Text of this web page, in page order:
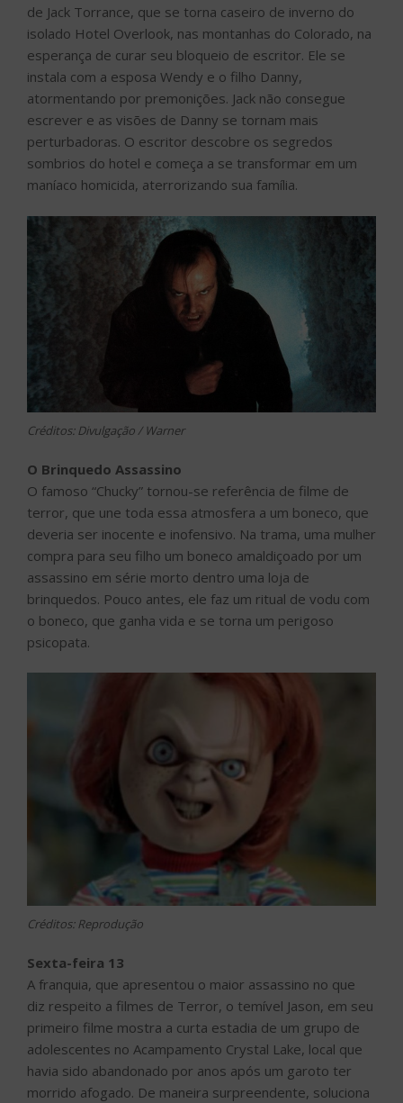
de Jack Torrance, que se torna caseiro de inverno do
isolado Hotel Overlook, nas montanhas do Colorado, na
esperança de curar seu bloqueio de escritor. Ele se
instala com a esposa Wendy e o filho Danny,
atormentando por premonições. Jack não consegue
escrever e as visões de Danny se tornam mais
perturbadoras. O escritor descobre os segredos
sombrios do hotel e começa a se transformar em um
maníaco homicida, aterrorizando sua família.
Créditos: Divulgação / Warner
O Brinquedo Assassino
O famoso “Chucky” tornou-se referência de filme de
terror, que une toda essa atmosfera a um boneco, que
deveria ser inocente e inofensivo. Na trama, uma mulher
compra para seu filho um boneco amaldiçoado por um
assassino em série morto dentro uma loja de
brinquedos. Pouco antes, ele faz um ritual de vodu com
o boneco, que ganha vida e se torna um perigoso
psicopata.
Créditos: Reprodução
Sexta-feira 13
A franquia, que apresentou o maior assassino no que
diz respeito a filmes de Terror, o temível Jason, em seu
primeiro filme mostra a curta estadia de um grupo de
adolescentes no Acampamento Crystal Lake, local que
havia sido abandonado por anos após um garoto ter
morrido afogado. De maneira surpreendente, soluciona